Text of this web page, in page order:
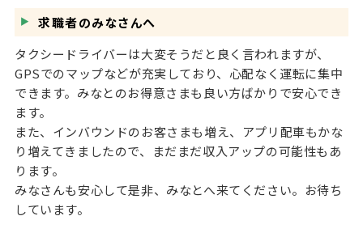
求職者のみなさんへ
タクシードライバーは大変そうだと良く言われますが、
GPSでのマップなどが充実しており、心配なく運転に集中
できます。みなとのお得意さまも良い方ばかりで安心でき
ます。
また、インバウンドのお客さまも増え、アプリ配車もかな
り増えてきましたので、まだまだ収入アップの可能性もあ
ります。
みなさんも安心して是非、みなとへ来てください。お待ち
しています。